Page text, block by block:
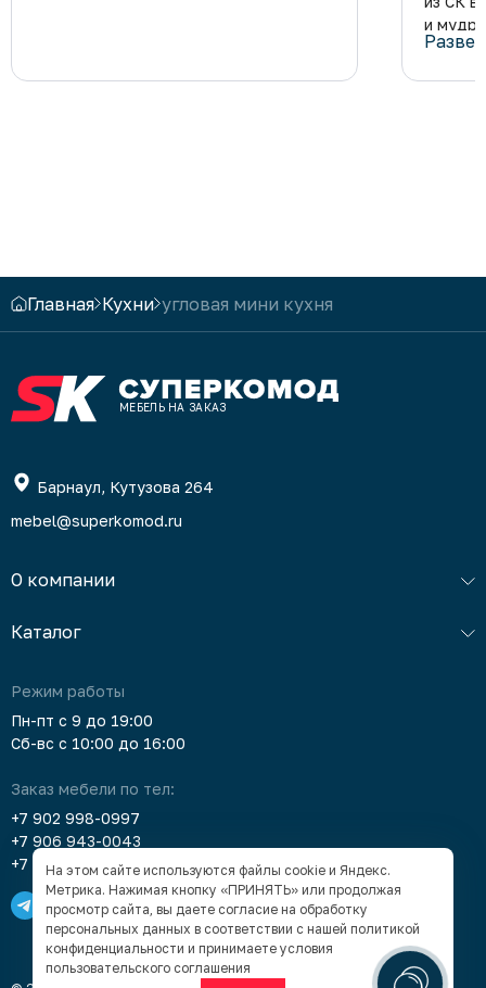
и
Я даже
Главная Кухни угловая мини кухня
МЕБЕЛЬ НА ЗАКАЗ
Барнаул, Кутузова 264
mebel@superkomod.ru
О компании
Каталог
Режим работы
Пн-пт с 9 до 19:00
Сб-вс с 10:00 до 16:00
Заказ мебели по тел:
+7 902 998-0997
+7 906 943-0043
+7 903 912-5378
На этом сайте используются файлы cookie и Яндекс.
Метрика. Нажимая кнопку «ПРИНЯТЬ» или продолжая
просмотр сайта, вы даете согласие на обработку
персональных данных в соответствии с нашей политикой
конфиденциальности и принимаете условия
пользовательского соглашения